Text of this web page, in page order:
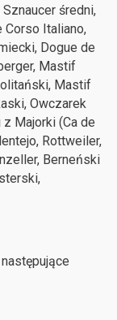
średni,
Corso Italiano,
Dogue de
Mastif
Mastif
Owczarek
Majorki (Ca de
Rottweiler,
Berneński